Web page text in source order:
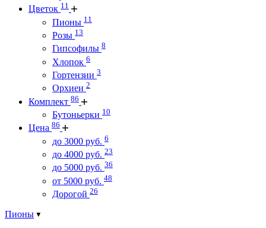
Цветок 11
Пионы 11
Розы 13
Гипсофилы 8
Хлопок 6
Гортензии 3
Орхиеи 2
Комплект 86
Бутоньерки 10
Цена 86
до 3000 руб. 6
до 4000 руб. 23
до 5000 руб. 36
от 5000 руб. 48
Дорогой 26
Пионы